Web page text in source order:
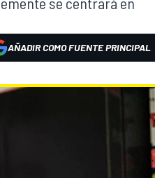
AÑADIR COMO FUENTE PRINCIPAL